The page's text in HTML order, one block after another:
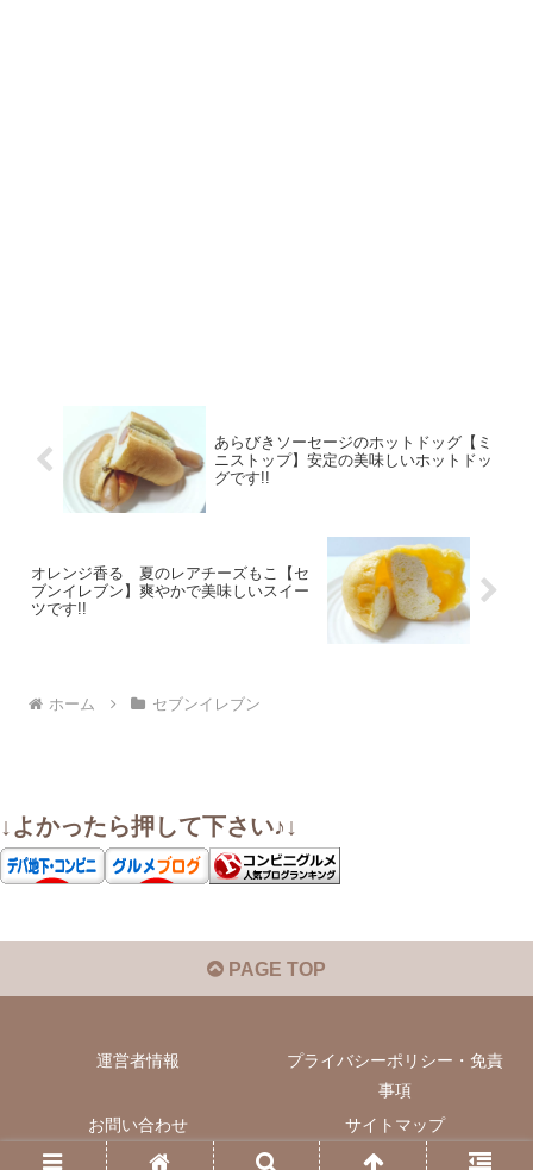
あらびきソーセージのホットドッグ【ミ
ニストップ】安定の美味しいホットドッ
グです!!
オレンジ香る 夏のレアチーズもこ【セ
ブンイレブン】爽やかで美味しいスイー
ツです!!
ホーム セブンイレブン
↓よかったら押して下さい♪↓
PAGE TOP
運営者情報
プライバシーポリシー・免責
事項
お問い合わせ
サイトマップ